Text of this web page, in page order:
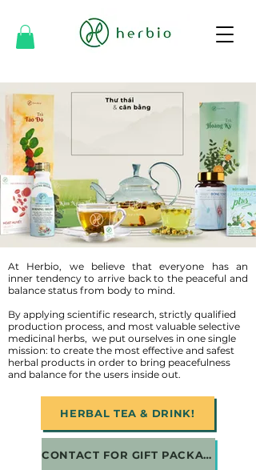
At Herbio, we believe that everyone has an
inner tendency to arrive back to the peaceful and
balance status from body to mind.
By applying scientific research, strictly qualified
production process, and most valuable selective
medicinal herbs, we put ourselves in one single
mission: to create the most effective and safest
herbal products in order to bring peacefulness
and balance for the users inside out.
HERBAL TEA & DRINK!
CONTACT FOR GIFT PACKAGE